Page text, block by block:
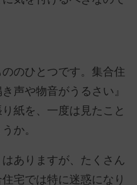
のひとつです。集合住
声や物音がうるさい』
紙を、一度は見たこと
か。
ありますが、たくさん
宅では特に迷惑になり